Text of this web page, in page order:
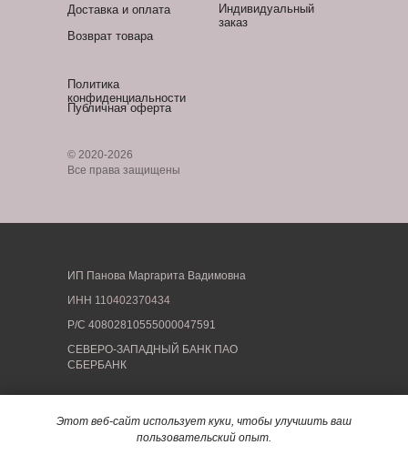
© 2020-2026
Все права защищены
Доставка и оплата
Возврат товара
Индивидуальный
заказ
Политика
конфиденциальности
Публичная оферта
ИП Панова Маргарита Вадимовна
ИНН 110402370434
Р/С 40802810555000047591
СЕВЕРО-ЗАПАДНЫЙ БАНК ПАО
СБЕРБАНК
линия В.О., дом 70-72.
Электронная почта: support@by-margo.ru
Этот веб-сайт использует куки, чтобы улучшить ваш
пользовательский опыт.